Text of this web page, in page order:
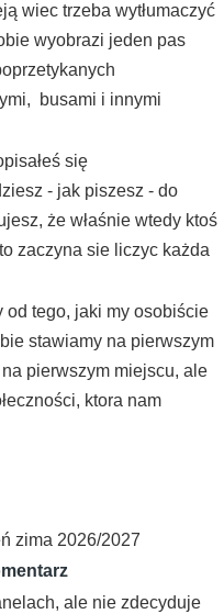
wiec trzeba wytłumaczyć
wyobrazi jeden pas
busami i innymi
się
- jak piszesz - do
że właśnie wtedy ktoś
zaczyna sie liczyc każda
od tego, jaki my osobiście
stawiamy na pierwszym
pierwszym miejscu, ale
ktora nam
zima 2026/2027
ale nie zdecyduje